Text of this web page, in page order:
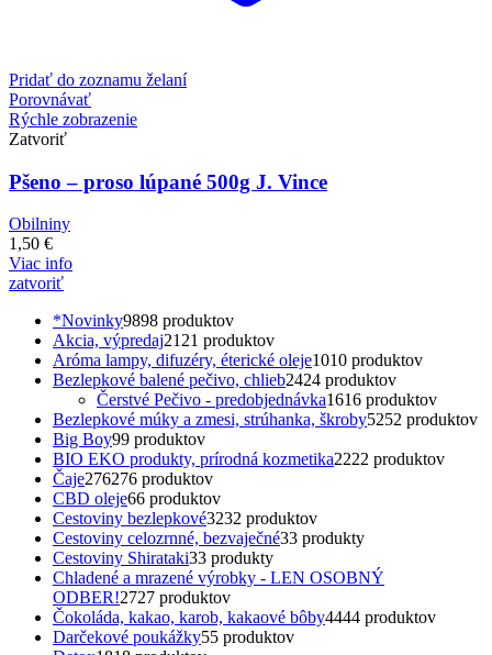
Pridať do zoznamu želaní
Porovnávať
Rýchle zobrazenie
Zatvoriť
Pšeno – proso lúpané 500g J. Vince
Obilniny
1,50 €
Viac info
zatvoriť
*Novinky9898 produktov
Akcia, výpredaj21 21 produktov
Aróma lampy, difuzéry, éterické oleje1010 produktov
Bezlepkové balené pečivo, chlieb2424 produktov
Čerstvé Pečivo - predobjednávka1616 produktov
Bezlepkové múky a zmesi, strúhanka, škroby5252 produktov
Big Boy99 produktov
BIO EKO produkty, prírodná kozmetika2222 produktov
Čaje276276 produktov
CBD oleje66 produktov
Cestoviny bezlepkové3232 produktov
Cestoviny celozrnné, bezvaječné33 produkty
Cestoviny Shirataki33 produkty
Chladené a mrazené výrobky - LEN OSOBNÝ
ODBER!2727 produktov
Čokoláda, kakao, karob, kakaové bôby4444 produktov
Darčekové poukážky55 produktov